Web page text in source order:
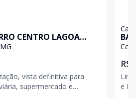
CENTRO LAGOA
vista definitiva para
supermercado e
Casa
R$
e Bem